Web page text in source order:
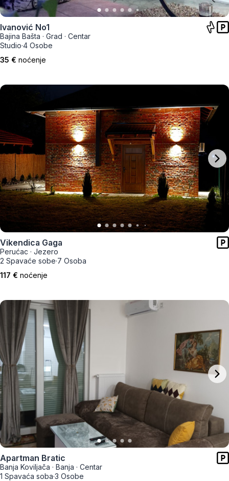
Ivanović No1
Bajina Bašta · Grad · Centar
Studio·4 Osobe
35 € noćenje
Vikendica Gaga
Perućac · Jezero
2 Spavaće sobe·7 Osoba
117 € noćenje
Apartman Bratic
Banja Koviljača · Banja · Centar
1 Spavaća soba·3 Osobe